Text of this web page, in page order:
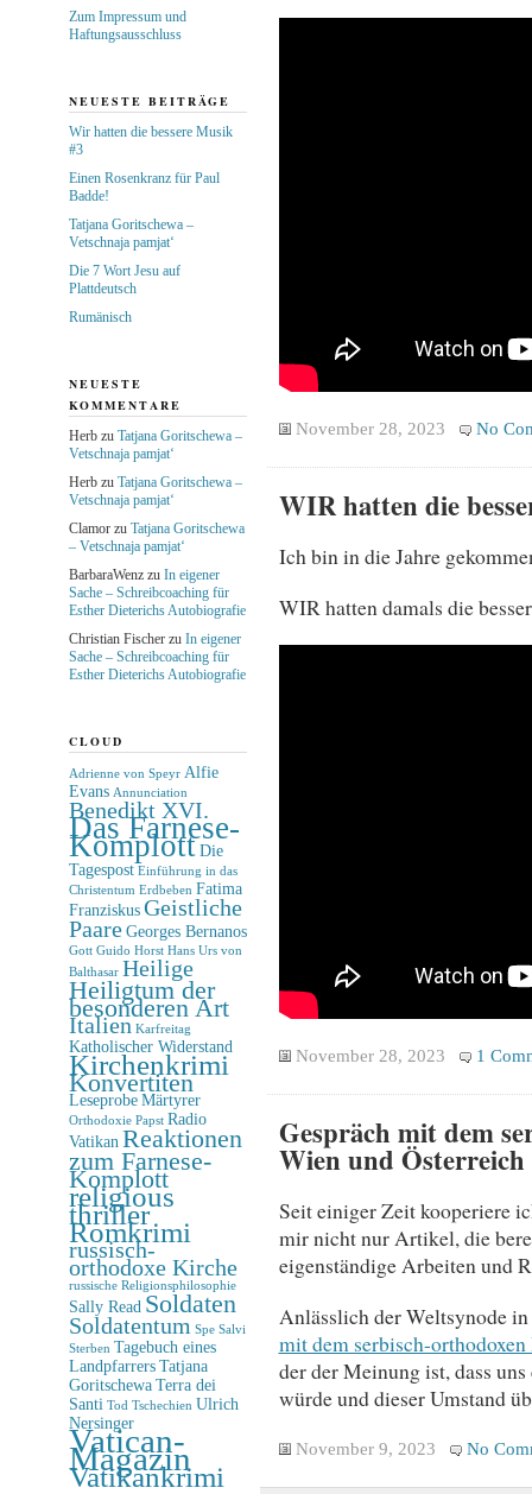
November 28, 2023 No
WIR hatten die
Ich bin in die Jahre
WIR hatten damals die
November 28, 2023 1
Gespräch mit dem
Wien und Österreich
Seit einiger Zeit kooperiere
mir nicht nur Artikel, die
eigenständige Arbeiten und
Anlässlich der Weltsynode
mit dem serbisch-
der der Meinung ist, dass
würde und dieser Umstand
November 9, 2023 No
Zum Impressum und
Haftungsausschluss
NEUESTE BEITRÄGE
Wir hatten die bessere Musik
#3
Einen Rosenkranz für Paul
Badde!
Tatjana Goritschewa –
Vetschnaja pamjat‘
Die 7 Wort Jesu auf
Plattdeutsch
Rumänisch
NEUESTE
KOMMENTARE
Herbzu Tatjana Goritschewa –
Vetschnaja pamjat‘
Herbzu Tatjana Goritschewa –
Vetschnaja pamjat‘
Clamorzu Tatjana Goritschewa
– Vetschnaja pamjat‘
BarbaraWenzzu In eigener
Sache – Schreibcoaching für
Esther Dieterichs Autobiografie
Christian Fischerzu In eigener
Sache – Schreibcoaching für
Esther Dieterichs Autobiografie
CLOUD
Adrienne von Speyr Alfie
Evans Annunciation
Benedikt XVI.
Das Farnese-
Komplott Die
Tagespost Einführung in das
Christentum Erdbeben Fatima
Franziskus Geistliche
Paare Georges Bernanos
Gott Guido Horst Hans Urs von
Balthasar Heilige
Heiligtum der
besonderen Art
Italien Karfreitag
Katholischer Widerstand
Kirchenkrimi
Konvertiten
Leseprobe Märtyrer
Orthodoxie Papst Radio
Vatikan Reaktionen
zum Farnese-
Komplott
religious
thriller
Romkrimi
russisch-
orthodoxe Kirche
russische Religionsphilosophie
Sally Read Soldaten
Soldatentum Spe Salvi
Sterben Tagebuch eines
Landpfarrers Tatjana
Goritschewa Terra dei
Santi Tod Tschechien Ulrich
Nersinger
Vatican-
Magazin
Vatikankrimi